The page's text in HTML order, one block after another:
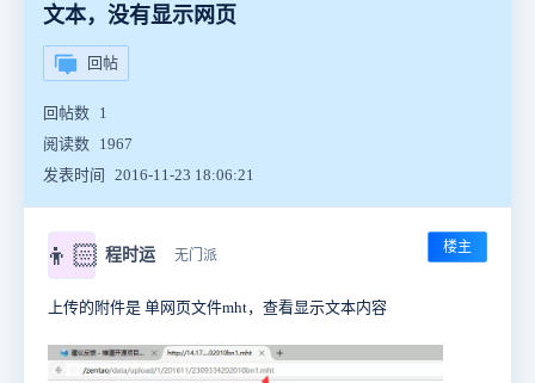
文本，没有显示网页
回帖
回帖数 1
阅读数 1967
发表时间
2016-11-23 18:06:21
👦🏻 程时运 无门派 楼主
上传的附件是 单网页文件mht，查看显示文本内容